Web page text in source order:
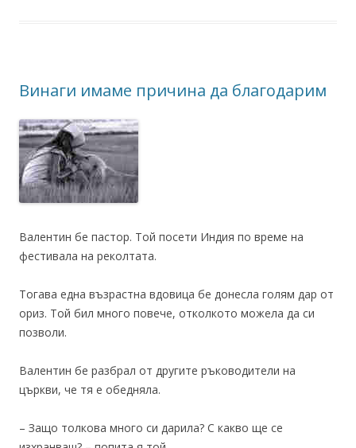
Винаги имаме причина да благодарим
Валентин бе пастор. Той посети Индия по време на
фестивала на реколтата.
Тогава една възрастна вдовица бе донесла голям дар от
ориз. Той бил много повече, отколкото можела да си
позволи.
Валентин бе разбрал от другите ръководители на
църкви, че тя е обедняла.
– Защо толкова много си дарила? С какво ще се